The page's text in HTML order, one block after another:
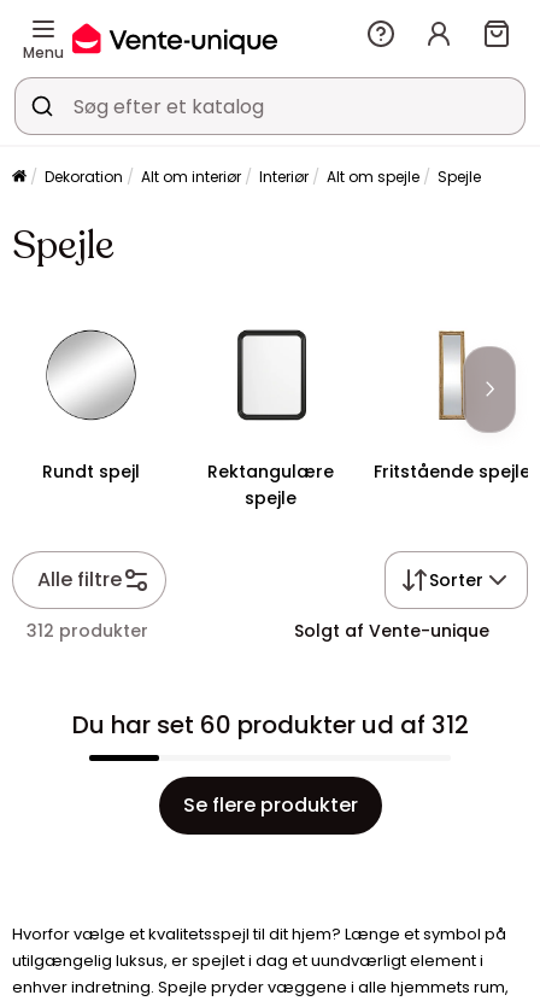
Menu
Dekoration Alt om interiør Interiør Alt om spejle Spejle
Spejle
Rundt spejl
Rektangulære
spejle
Fritstående spejle
Alle filtre Sorter
312 produkter Solgt af Vente-unique
Du har set 60 produkter ud af 312
Se flere produkter
Hvorfor vælge et kvalitetsspejl til dit hjem? Længe et symbol på
utilgængelig luksus, er spejlet i dag et uundværligt element i
enhver indretning. Spejle pryder væggene i alle hjemmets rum,